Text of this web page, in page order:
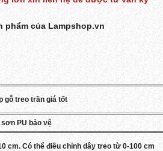
phẩm của Lampshop.vn
gỗ treo trần giá tốt
sơn PU bảo vệ
cm. Có thể điều chỉnh dây treo từ 0-100 cm